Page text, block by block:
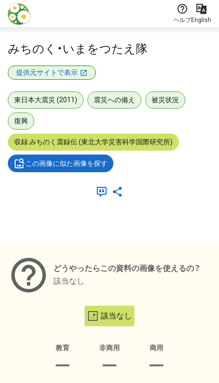
本文に飛ぶ
ヘルプEnglish
みちのく・いまをつたえ隊
提供元サイトで表示
東日本大震災 (2011) 震災への備え 被災状況
復興
収録:みちのく震録伝 (東北大学災害科学国際研究所)
この画像に似た画像を探す
どうやったらこの資料の画像を使えるの？
該当なし
該当なし
教育 非商用 商用